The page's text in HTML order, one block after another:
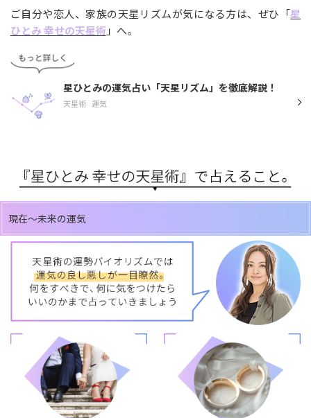
ご自分や恋人、家族の天星リズムが気になる方は、ぜひ「星
ひとみ 幸せの天星術 」へ。
星ひとみの運気占い「天星リズム」を徹底解説！
天星術 運気
現在～未来の運気